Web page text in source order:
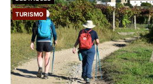
TURISMO